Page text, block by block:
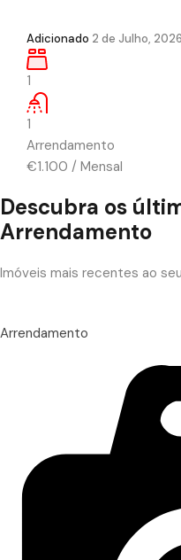
Adicionado 2 de Julho, 2026
1
1
Arrendamento
€1.100 / Mensal
Descubra os
Arrendamento
Imóveis mais recentes ao
Arrendamento